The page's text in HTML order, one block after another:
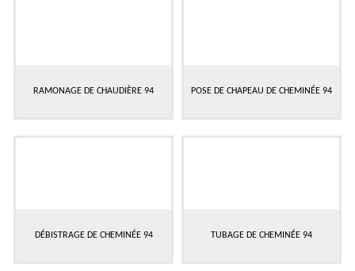
RAMONAGE DE CHAUDIÈRE 94 POSE DE CHAPEAU DE CHEMINÉE 94
DÉBISTRAGE DE CHEMINÉE 94 TUBAGE DE CHEMINÉE 94